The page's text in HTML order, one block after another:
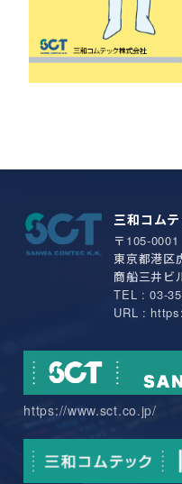
三和コム
〒105-0001
東京都港区
商船三井ビ
TEL : 03-
URL :
https://www.sct.co.jp/